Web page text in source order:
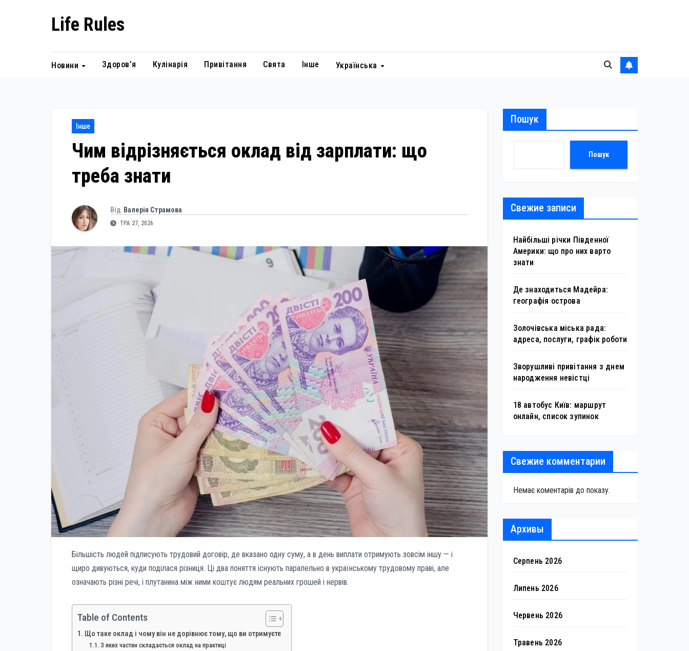
Life Rules
Новини Здоров’я Кулінарія Привітання Свята Інше Українська
Інше
Чим відрізняється оклад від зарплати: що
треба знати
Від Валерія Страмова
ТРА 27, 2026
Більшість людей підписують трудовий договір, де вказано одну суму, а в день виплати отримують зовсім іншу — і
щиро дивуються, куди поділася різниця. Ці два поняття існують паралельно в українському трудовому праві, але
означають різні речі, і плутанина між ними коштує людям реальних грошей і нервів.
Table of Contents
Що таке оклад і чому він не дорівнює тому, що ви отримуєте
З яких частин складається оклад на практиці
Пошук
Пошук
Свежие записи
Найбільші річки Південної
Америки: що про них варто
знати
Де знаходиться Мадейра:
географія острова
Золочівська міська рада:
адреса, послуги, графік роботи
Зворушливі привітання з днем
народження невістці
18 автобус Київ: маршрут
онлайн, список зупинок
Свежие комментарии
Немає коментарів до показу.
Архивы
Серпень 2026
Липень 2026
Червень 2026
Травень 2026